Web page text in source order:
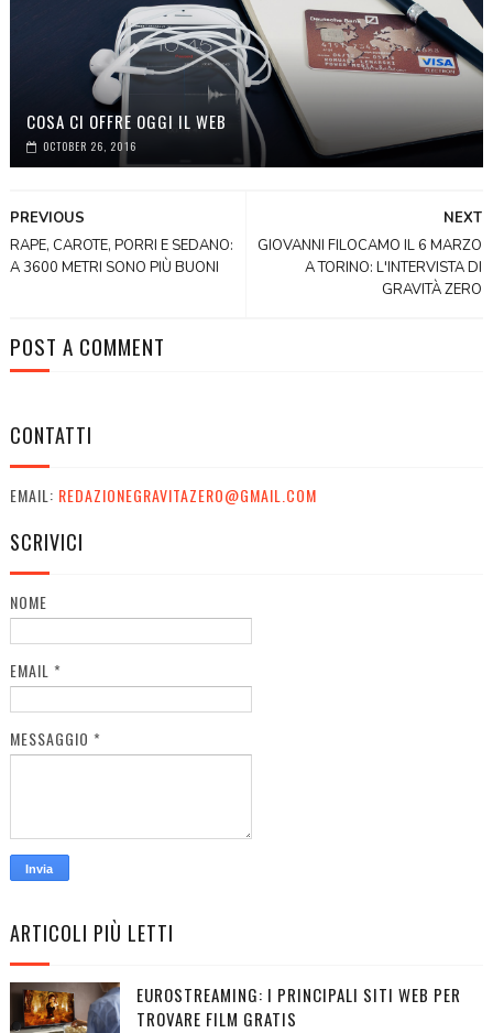
COSA CI OFFRE OGGI IL WEB
OCTOBER 26, 2016
NEXT
GIOVANNI FILOCAMO IL 6 MARZO
A TORINO: L'INTERVISTA DI
GRAVITÀ ZERO
PREVIOUS
RAPE, CAROTE, PORRI E SEDANO:
A 3600 METRI SONO PIÙ BUONI
POST A COMMENT
CONTATTI
EMAIL: REDAZIONEGRAVITAZERO@GMAIL.COM
SCRIVICI
NOME
EMAIL *
MESSAGGIO *
ARTICOLI PIÙ LETTI
EUROSTREAMING: I PRINCIPALI SITI WEB PER
TROVARE FILM GRATIS